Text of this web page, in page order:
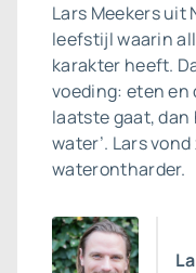
Lars Meekers uit
leefstijl waarin
karakter heeft.
voeding: eten en
laatste gaat, dan
water’. Lars
waterontharder.